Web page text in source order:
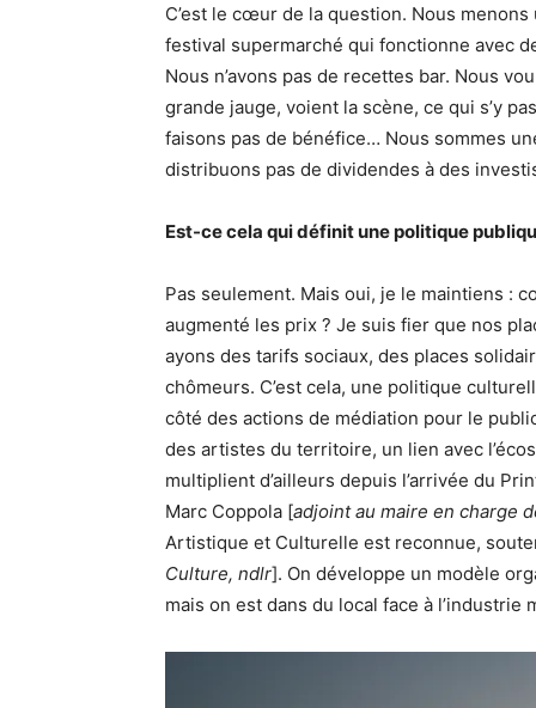
C’est le cœur de la question. Nous
festival supermarché qui fonctionne avec
Nous n’avons pas de recettes bar. Nous
grande jauge, voient la scène, ce qui s’y
faisons pas de bénéfice… Nous sommes
distribuons pas de dividendes à des
Est-ce cela qui définit une politique
Pas seulement. Mais oui, je le maintiens :
augmenté les prix ? Je suis fier que nos
ayons des tarifs sociaux, des places
chômeurs. C’est cela, une politique
côté des actions de médiation pour le
des artistes du territoire, un lien avec
multiplient d’ailleurs depuis l’arrivée du
Marc Coppola [adjoint au maire en charge
Artistique et Culturelle est reconnue,
Culture, ndlr]. On développe un modèle
mais on est dans du local face à l’industrie